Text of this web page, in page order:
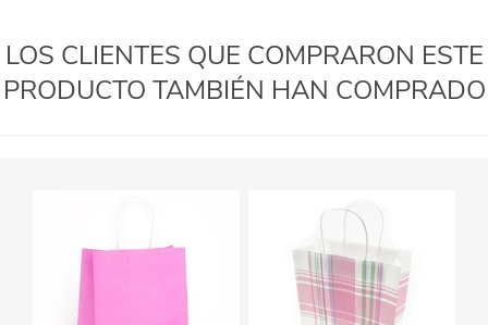
LOS CLIENTES QUE COMPRARON ESTE
PRODUCTO TAMBIÉN HAN COMPRADO